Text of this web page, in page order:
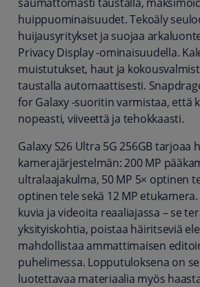
huippuominaisuudet. Tekoäly
huijausyritykset ja suojaa
Privacy Display -ominaisuudella.
muistutukset, haut ja
taustalla automaattisesti.
for Galaxy -suoritin varmistaa, että
nopeasti, viiveettä ja tehokkaasti.
Galaxy S26 Ultra 5G 256GB tarjoaa
kamerajärjestelmän: 200 MP
ultralaajakulma, 50 MP 5× optinen
optinen tele sekä 12 MP
kuvia ja videoita reaaliajassa – se
yksityiskohtia, poistaa häiritseviä
mahdollistaa ammattimaisen
puhelimessa. Lopputuloksena on
luotettavaa materiaalia myös